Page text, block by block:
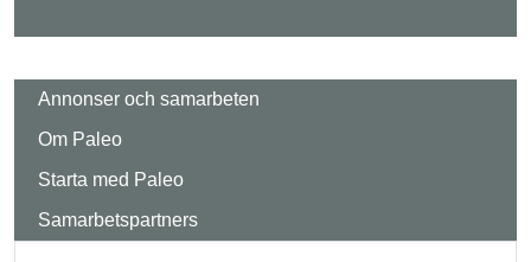
Annonser och samarbeten
Om Paleo
Starta med Paleo
Samarbetspartners